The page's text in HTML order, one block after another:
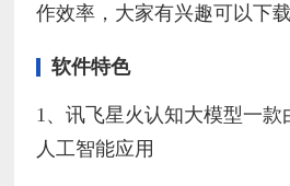
作效率，大家有兴趣可以下载
软件特色
1、讯飞星火认知大模型一款
人工智能应用